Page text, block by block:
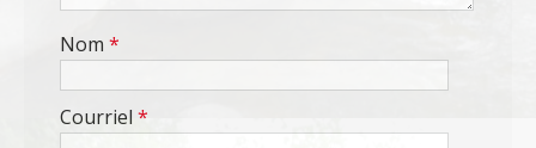
Nom *
Courriel *